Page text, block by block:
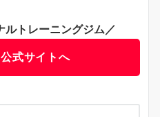
ルトレーニングジム／
式サイトへ